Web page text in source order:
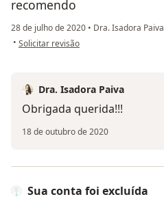
recomendo
28 de julho de 2020 • Dra. Isadora Paiva
• na opinião do utilizador Paciente
Solicitar revisão
Dra. Isadora Paiva
Obrigada querida!!!
18 de outubro de 2020
Sua conta foi excluída